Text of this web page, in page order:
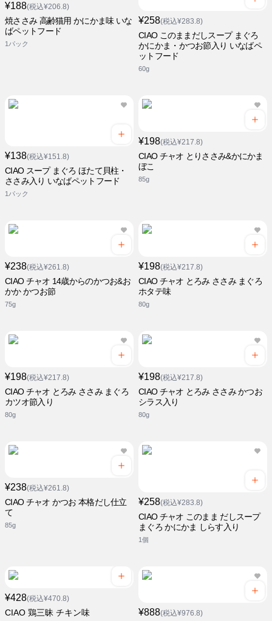
¥188(税込¥206.8)
焼ささみ 高齢猫用 かにかま味 いな
ばペットフード
1パック
¥258(税込¥283.8)
CIAO このままだしスープ まぐろ
かにかま・かつお節入り いなばペ
ットフード
60g
¥138(税込¥151.8)
CIAO スープ まぐろ ほたて貝柱・
ささみ入り いなばペットフード
1パック
¥198(税込¥217.8)
CIAO チャオ とりささみ&かにかま
ぼこ
85g
¥238(税込¥261.8)
CIAO チャオ 14歳からのかつお&お
かか かつお節
75g
¥198(税込¥217.8)
CIAO チャオ とろみ ささみ まぐろ
ホタテ味
80g
¥198(税込¥217.8)
CIAO チャオ とろみ ささみ まぐろ
カツオ節入り
80g
¥198(税込¥217.8)
CIAO チャオ とろみ ささみ かつお
シラス入り
80g
¥238(税込¥261.8)
CIAO チャオ かつお 本格だし仕立
て
85g
¥258(税込¥283.8)
CIAO チャオ このまま だしスープ
まぐろ かにかま しらす入り
1個
¥428(税込¥470.8)
CIAO 鶏三昧 チキン味 ¥888(税込¥976.8)